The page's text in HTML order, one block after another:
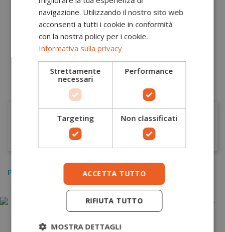
ARTICOLI CORRELATI
POTREBBERO PIACERTI ANCHE
navigazione. Utilizzando il nostro sito web
acconsenti a tutti i cookie in conformità
con la nostra policy per i cookie.
Informativa sulla privacy
Strettamente
necessari
Performance
Targeting Non classificati
ACCETTA TUTTO
RIFIUTA TUTTO
MOSTRA DETTAGLI